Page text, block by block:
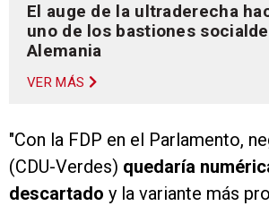
El auge de la ultraderecha
uno de los bastiones
Alemania
VER MÁS
"Con la FDP en el Parlamento,
(CDU-Verdes) quedaría
descartado y la variante más